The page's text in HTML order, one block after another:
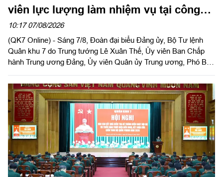
viên lực lượng làm nhiệm vụ tại công
viên Lê Thị Riêng
10:17 07/08/2026
(QK7 Online) - Sáng 7/8, Đoàn đại biểu Đảng ủy, Bộ Tư lệnh
Quân khu 7 do Trung tướng Lê Xuân Thế, Ủy viên Ban Chấp
hành Trung ương Đảng, Ủy viên Quân ủy Trung ương, Phó Bí
hoa, dâng hương tưởng niệm cố Tổng Bí thư Trần Phú, các anh
hùng liệt sĩ và thăm, động viên lực lượng đang làm nhiệm vụ tại
công viên Lê Thị Riêng, Thành phố Hồ Chí Minh.